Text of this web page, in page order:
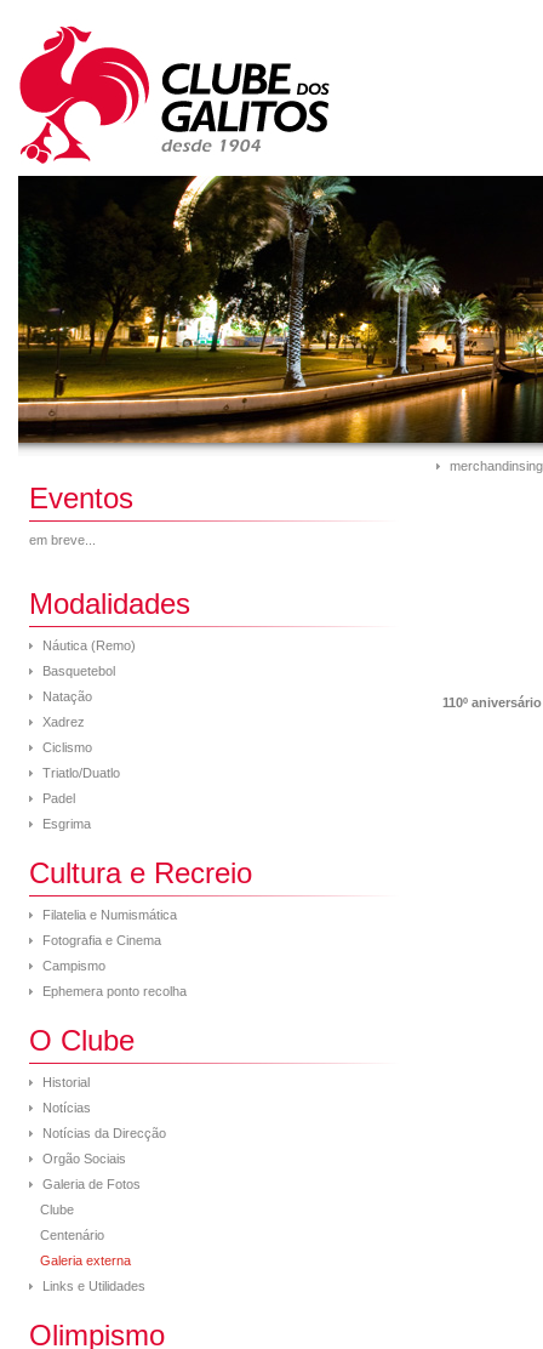
Eventos
em breve...
Modalidades
Náutica (Remo)
Basquetebol
Natação
Xadrez
Ciclismo
Triatlo/Duatlo
Padel
Esgrima
Cultura e Recreio
Filatelia e Numismática
Fotografia e Cinema
Campismo
Ephemera ponto recolha
O Clube
Historial
Notícias
Notícias da Direcção
Orgão Sociais
Galeria de Fotos
Clube
Centenário
Galeria externa
Links e Utilidades
Olimpismo
merchandinsing
110º